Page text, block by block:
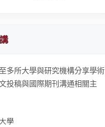
多所大學與研究機構分享學術
投稿與國際期刊溝通相關主
學